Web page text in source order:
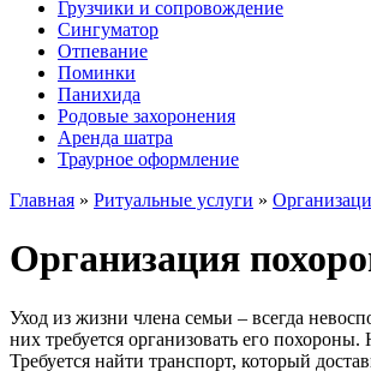
Грузчики и сопровождение
Сингуматор
Отпевание
Поминки
Панихида
Родовые захоронения
Аренда шатра
Траурное оформление
Главная » Ритуальные услуги »
Организация
Уход из жизни члена семьи – всегда
них требуется организовать его
Требуется найти транспорт, который